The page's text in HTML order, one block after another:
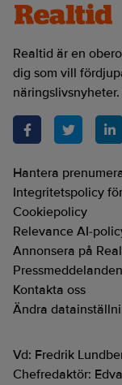
Realtid är en
dig som vill
näringslivsnyheter.
Hantera
Integritetspolicy
Cookiepolicy
Relevance AI-
Annonsera på
Pressmeddelanden
Kontakta oss
Ändra
Vd: Fredrik
Chefredaktör: